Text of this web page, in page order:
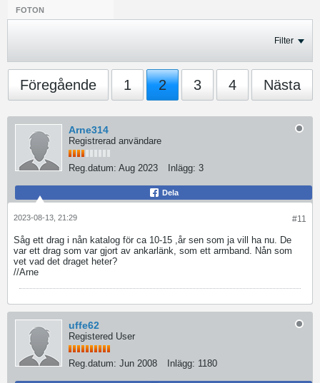
FOTON
Filter
Föregående 1 2 3 4 Nästa
Arne314
Registrerad användare
Reg.datum: Aug 2023 Inlägg: 3
Dela
#11
2023-08-13, 21:29
Såg ett drag i nån katalog för ca 10-15 ,år sen som ja vill ha nu. De
var ett drag som var gjort av ankarlänk, som ett armband. Nån som
vet vad det draget heter?
//Arne
uffe62
Registered User
Reg.datum: Jun 2008 Inlägg: 1180